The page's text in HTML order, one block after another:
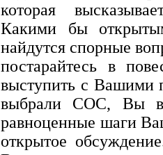
которая
Какими бы
найдутся спорные
постарайтесь в
выступить с Вашими
выбрали СОС, Вы
равноценные шаги
открытое